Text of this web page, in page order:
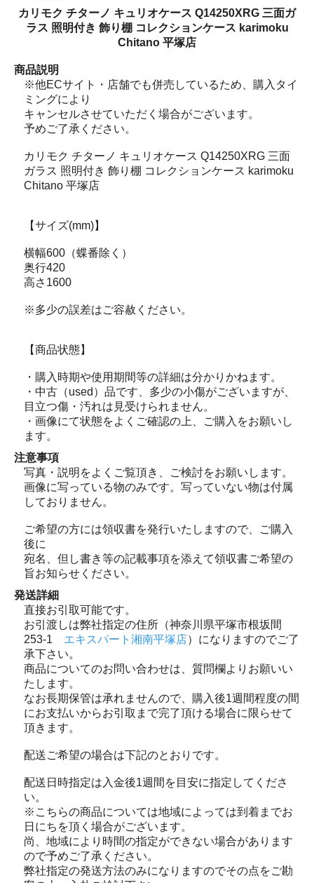
カリモク チターノ キュリオケース Q14250XRG 三面ガ
ラス 照明付き 飾り棚 コレクションケース karimoku
Chitano 平塚店
商品説明
※他ECサイト・店舗でも併売しているため、購入タイ
ミングにより
キャンセルさせていただく場合がございます。
予めご了承ください。
カリモク チターノ キュリオケース Q14250XRG 三面
ガラス 照明付き 飾り棚 コレクションケース karimoku
Chitano 平塚店
【サイズ(mm)】
横幅600（蝶番除く）
奥行420
高さ1600
※多少の誤差はご容赦ください。
【商品状態】
・購入時期や使用期間等の詳細は分かりかねます。
・中古（used）品です、多少の小傷がございますが、
目立つ傷・汚れは見受けられません。
・画像にて状態をよくご確認の上、ご購入をお願いし
ます。
注意事項
写真・説明をよくご覧頂き、ご検討をお願いします。
画像に写っている物のみです。写っていない物は付属
しておりません。
ご希望の方には領収書を発行いたしますので、ご購入
後に
宛名、但し書き等の記載事項を添えて領収書ご希望の
旨お知らせください。
発送詳細
直接お引取可能です。
お引渡しは弊社指定の住所（神奈川県平塚市根坂間
253-1 エキスパート湘南平塚店）になりますのでご了
承下さい。
商品についてのお問い合わせは、質問欄よりお願いい
たします。
なお長期保管は承れませんので、購入後1週間程度の間
にお支払いからお引取まで完了頂ける場合に限らせて
頂きます。
配送ご希望の場合は下記のとおりです。
配送日時指定は入金後1週間を目安に指定してくださ
い。
※こちらの商品については地域によっては到着までお
日にちを頂く場合がございます。
尚、地域により時間の指定ができない場合があります
ので予めご了承ください。
弊社指定の発送方法のみになりますのでその点をご勘